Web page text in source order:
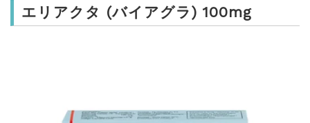
お知らせ
2025.8.24
2026.1.6
エリアクタ (バイアグラ) 100mg